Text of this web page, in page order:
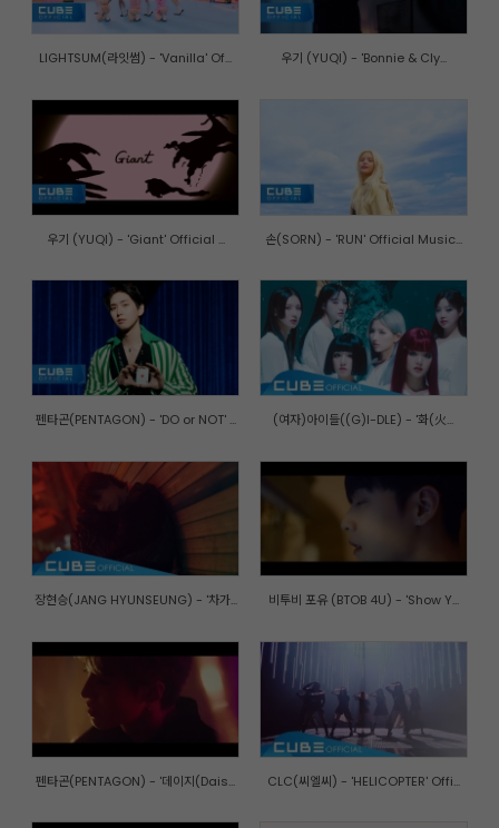
LIGHTSUM(라잇썸) - 'Vanilla' Of... 우기 (YUQI) - 'Bonnie & Cly...
우기 (YUQI) - 'Giant' Official ... 손(SORN) - 'RUN' Official Music...
펜타곤(PENTAGON) - 'DO or NOT' ... (여자)아이들((G)I-DLE) - '화(火...
장현승(JANG HYUNSEUNG) - '차가... 비투비 포유 (BTOB 4U) - 'Show Y...
펜타곤(PENTAGON) - '데이지(Dais... CLC(씨엘씨) - 'HELICOPTER' Offi...